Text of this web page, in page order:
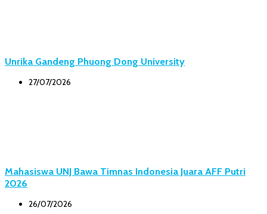
Unrika Gandeng Phuong Dong University
27/07/2026
Mahasiswa UNJ Bawa Timnas Indonesia Juara AFF Putri
2026
26/07/2026